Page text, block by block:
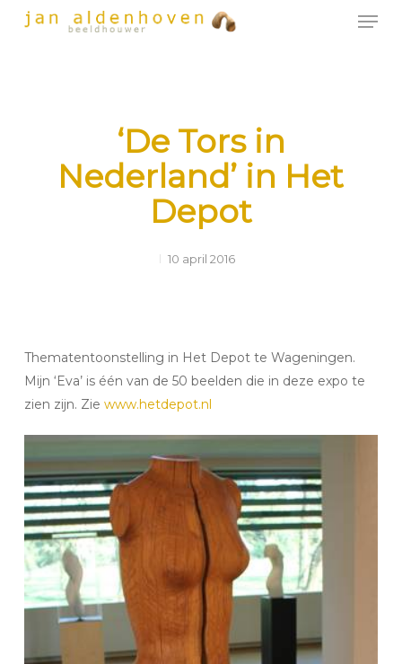
‘De Tors in
Nederland’ in Het
Depot
10 april 2016
Thematentoonstelling in Het Depot te Wageningen.
Mijn ‘Eva’ is één van de 50 beelden die in deze expo te
zien zijn. Zie www.hetdepot.nl